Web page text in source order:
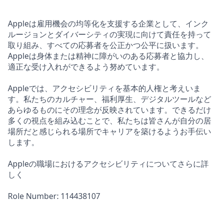
Appleは雇用機会の均等化を支援する企業として、インク
ルージョンとダイバーシティの実現に向けて責任を持って
取り組み、すべての応募者を公正かつ公平に扱います。
Appleは身体または精神に障がいのある応募者と協力し、
適正な受け入れができるよう努めています。
Appleでは、アクセシビリティを基本的人権と考えいま
す。私たちのカルチャー、福利厚生、デジタルツールなど
あらゆるものにその理念が反映されています。できるだけ
多くの視点を組み込むことで、私たちは皆さんが自分の居
場所だと感じられる場所でキャリアを築けるようお手伝い
します。
Appleの職場におけるアクセシビリティについてさらに詳
しく
Role Number: 114438107